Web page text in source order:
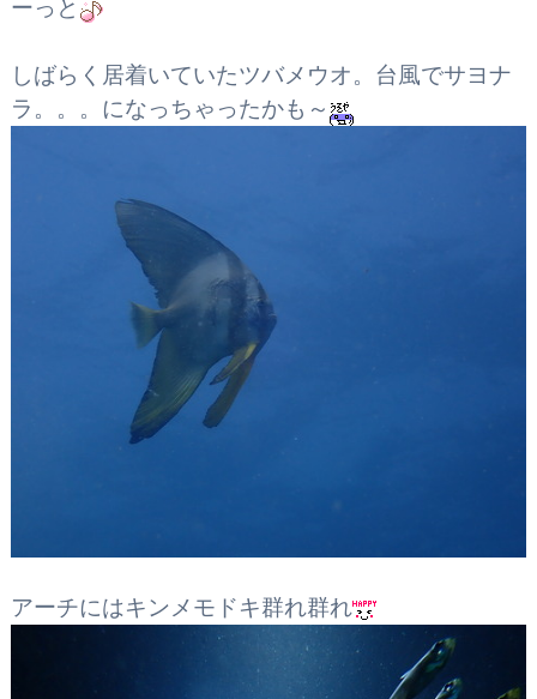
ーっと
しばらく居着いていたツバメウオ。台風でサヨナ
ラ。。。になっちゃったかも～
アーチにはキンメモドキ群れ群れ